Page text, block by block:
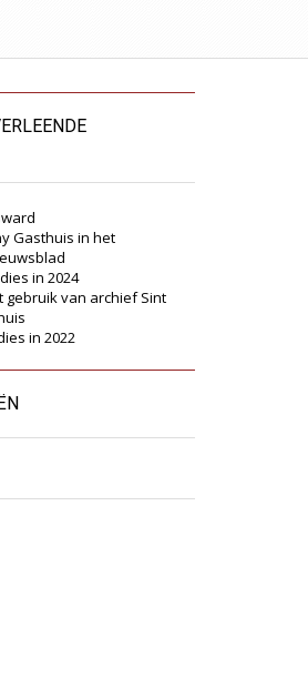
Gasthuis in het
in 2024
gebruik van archief Sint
in 2022